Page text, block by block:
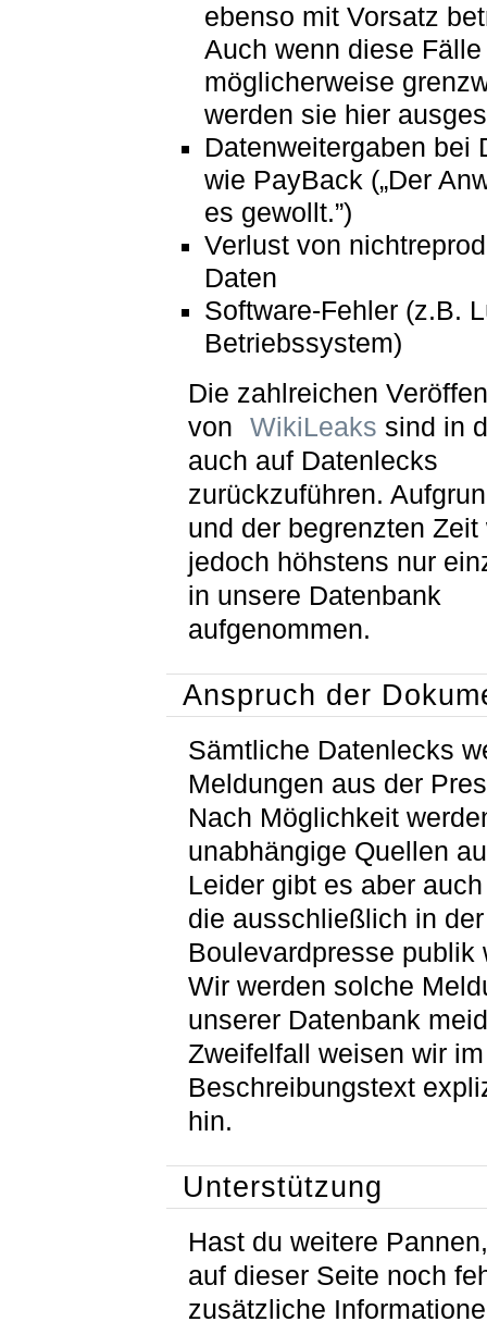
ebenso mit Vorsatz
Auch wenn diese Fälle
möglicherweise
werden sie hier
Datenweitergaben bei
wie PayBack („Der
es gewollt.”)
Verlust von
Daten
Software-Fehler (z.B.
Betriebssystem)
Die zahlreichen
von
WikiLeaks sind in
auch auf Datenlecks
zurückzuführen.
und der begrenzten Zeit
jedoch höhstens nur
in unsere Datenbank
aufgenommen.
Anspruch der
Sämtliche Datenlecks
Meldungen aus der
Nach Möglichkeit
unabhängige Quellen
Leider gibt es aber
die ausschließlich in der
Boulevardpresse publik
Wir werden solche
unserer Datenbank
Zweifelfall weisen wir im
Beschreibungstext
hin.
Unterstützung
Hast du weitere
auf dieser Seite noch
zusätzliche